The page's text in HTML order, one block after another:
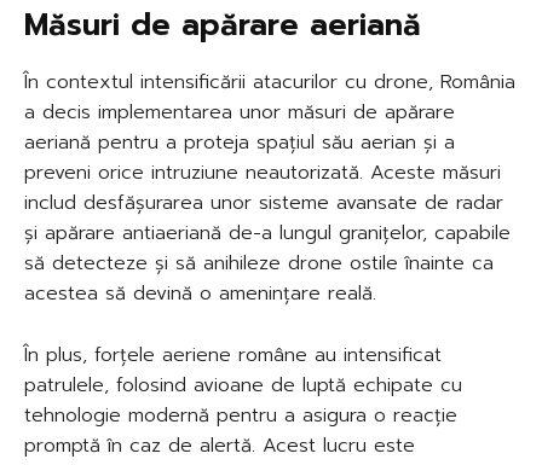
Măsuri de apărare aeriană
În contextul intensificării atacurilor cu drone, România
a decis implementarea unor măsuri de apărare
aeriană pentru a proteja spațiul său aerian și a
preveni orice intruziune neautorizată. Aceste măsuri
includ desfășurarea unor sisteme avansate de radar
și apărare antiaeriană de-a lungul granițelor, capabile
să detecteze și să anihileze drone ostile înainte ca
acestea să devină o amenințare reală.
În plus, forțele aeriene române au intensificat
patrulele, folosind avioane de luptă echipate cu
tehnologie modernă pentru a asigura o reacție
promptă în caz de alertă. Acest lucru este